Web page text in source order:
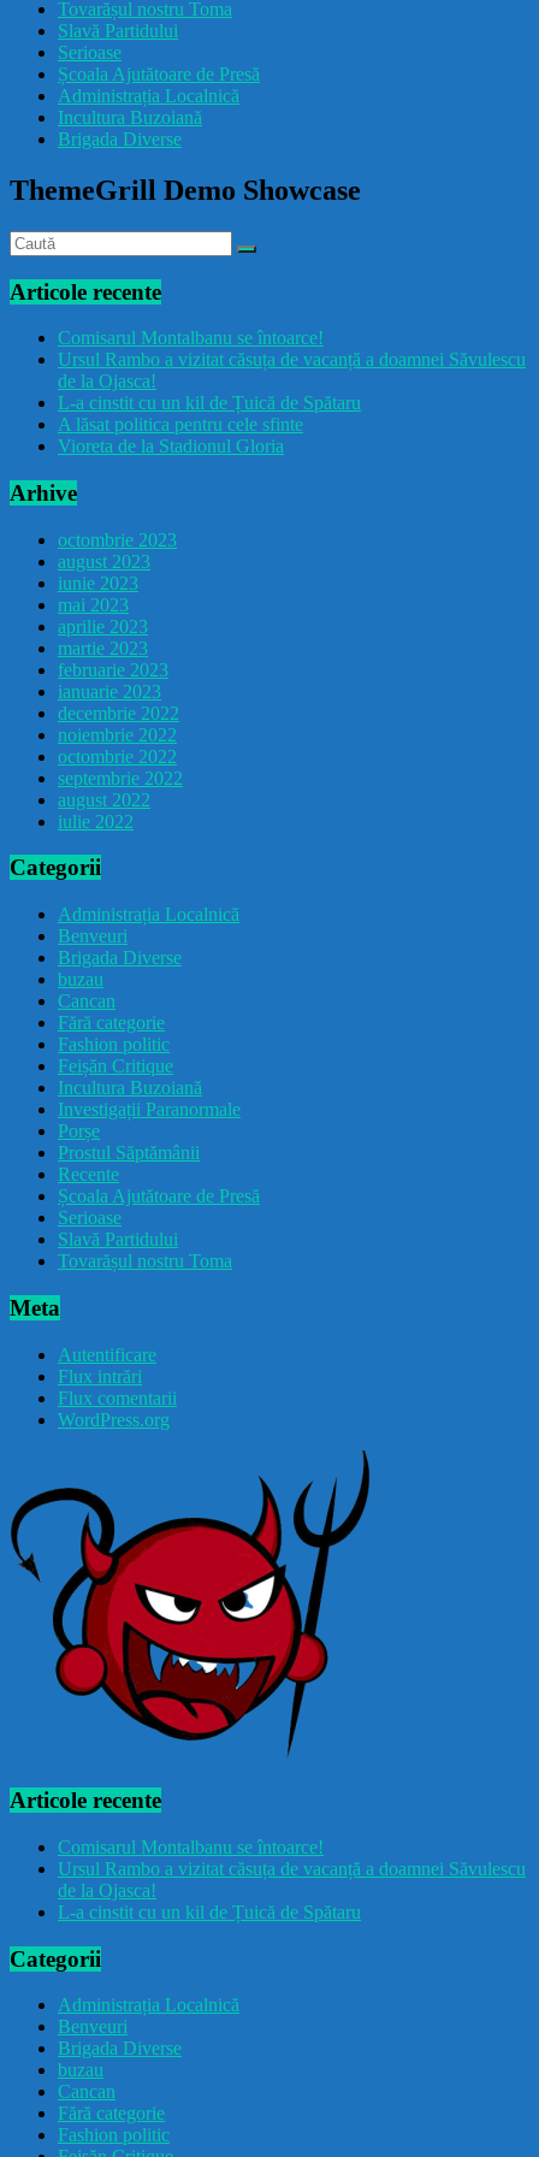
drăcușorulbuzoian
Tovarășul nostru Toma
Slavă Partidului
Serioase
Școala Ajutătoare de Presă
Administrația Localnică
Incultura Buzoiană
Brigada Diverse
ThemeGrill Demo Showcase
Articole recente
Comisarul Montalbanu se întoarce!
Ursul Rambo a vizitat căsuța de vacanță a doamnei Săvulescu
de la Ojasca!
L-a cinstit cu un kil de Țuică de Spătaru
A lăsat politica pentru cele sfinte
Vioreta de la Stadionul Gloria
Arhive
octombrie 2023
august 2023
iunie 2023
mai 2023
aprilie 2023
martie 2023
februarie 2023
ianuarie 2023
decembrie 2022
noiembrie 2022
octombrie 2022
septembrie 2022
august 2022
iulie 2022
Categorii
Administrația Localnică
Benveuri
Brigada Diverse
buzau
Cancan
Fără categorie
Fashion politic
Feișăn Critique
Incultura Buzoiană
Investigații Paranormale
Porșe
Prostul Săptămânii
Recente
Școala Ajutătoare de Presă
Serioase
Slavă Partidului
Tovarășul nostru Toma
Meta
Autentificare
Flux intrări
Flux comentarii
WordPress.org
Articole recente
Comisarul Montalbanu se întoarce!
Ursul Rambo a vizitat căsuța de vacanță a doamnei Săvulescu
de la Ojasca!
L-a cinstit cu un kil de Țuică de Spătaru
Categorii
Administrația Localnică
Benveuri
Brigada Diverse
buzau
Cancan
Fără categorie
Fashion politic